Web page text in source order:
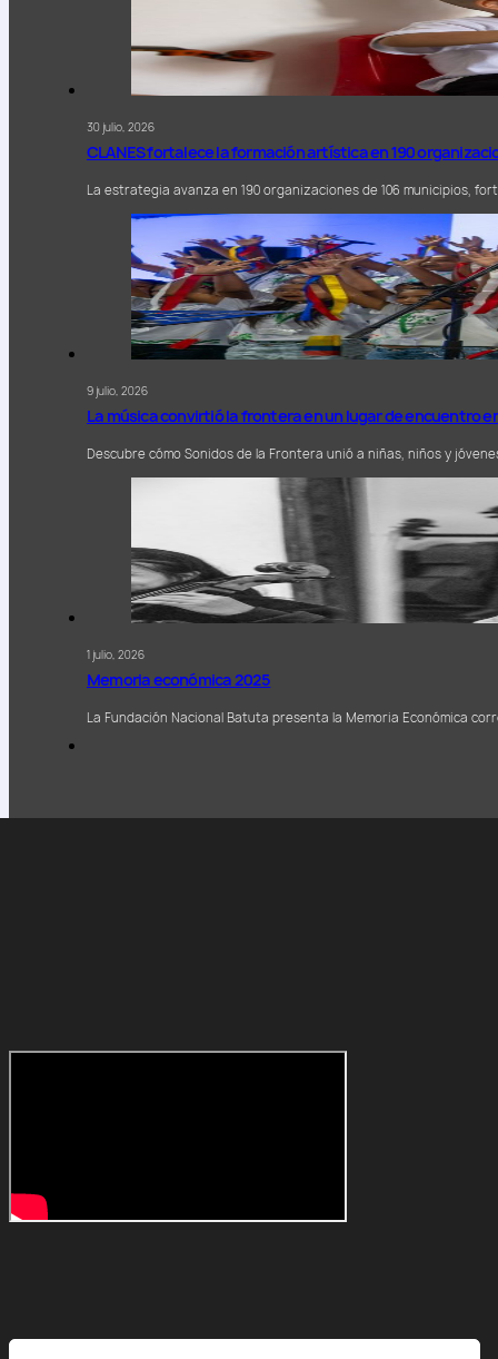
30 julio, 2026
CLANES fortalece la formación artística en 190
La estrategia avanza en 190 organizaciones de 106 municipios,
9 julio, 2026
La música convirtió la frontera en un lugar de encuentro
Descubre cómo Sonidos de la Frontera unió a niñas, niños y
1 julio, 2026
Memoria económica 2025
La Fundación Nacional Batuta presenta la Memoria Económica